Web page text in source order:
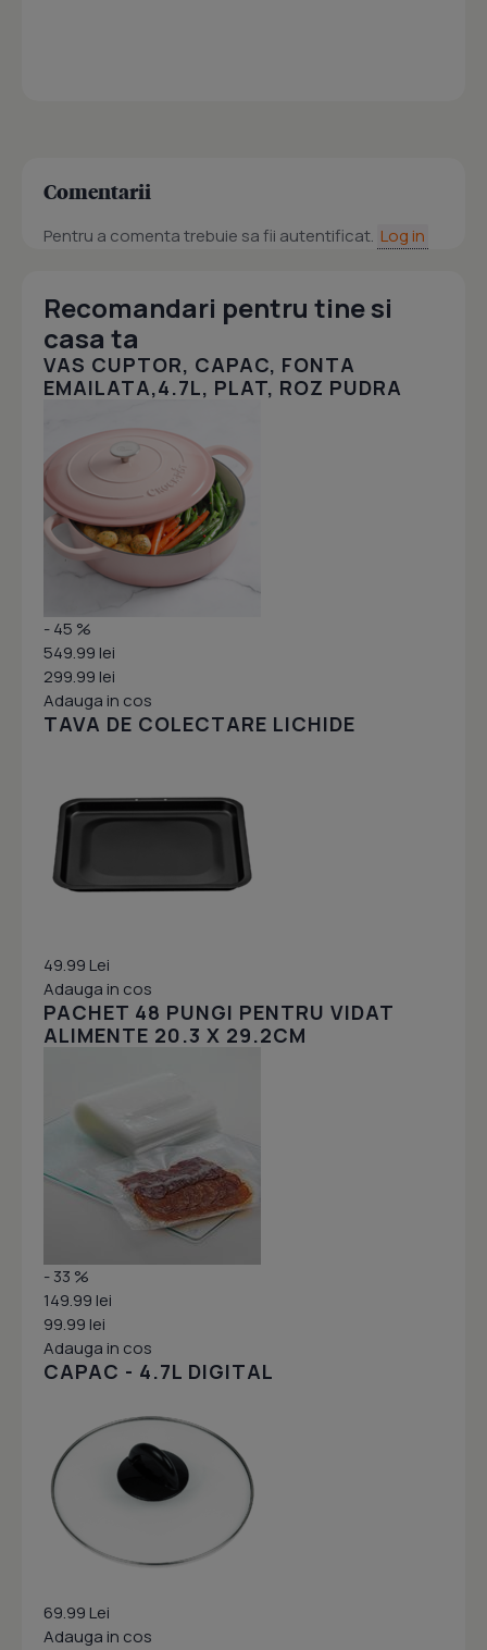
Comentarii
Pentru a comenta trebuie sa fii autentificat. Log in
Recomandari pentru tine si
casa ta
VAS CUPTOR, CAPAC, FONTA
EMAILATA,4.7L, PLAT, ROZ PUDRA
- 45 %
549.99 lei
299.99 lei
Adauga in cos
TAVA DE COLECTARE LICHIDE
49.99 Lei
Adauga in cos
PACHET 48 PUNGI PENTRU VIDAT
ALIMENTE 20.3 X 29.2CM
- 33 %
149.99 lei
99.99 lei
Adauga in cos
CAPAC - 4.7L DIGITAL
69.99 Lei
Adauga in cos